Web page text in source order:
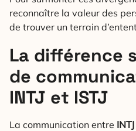
reconnaître la valeur des
de trouver un terrain
La différence
de
INTJ et ISTJ
La communication entre INTJ